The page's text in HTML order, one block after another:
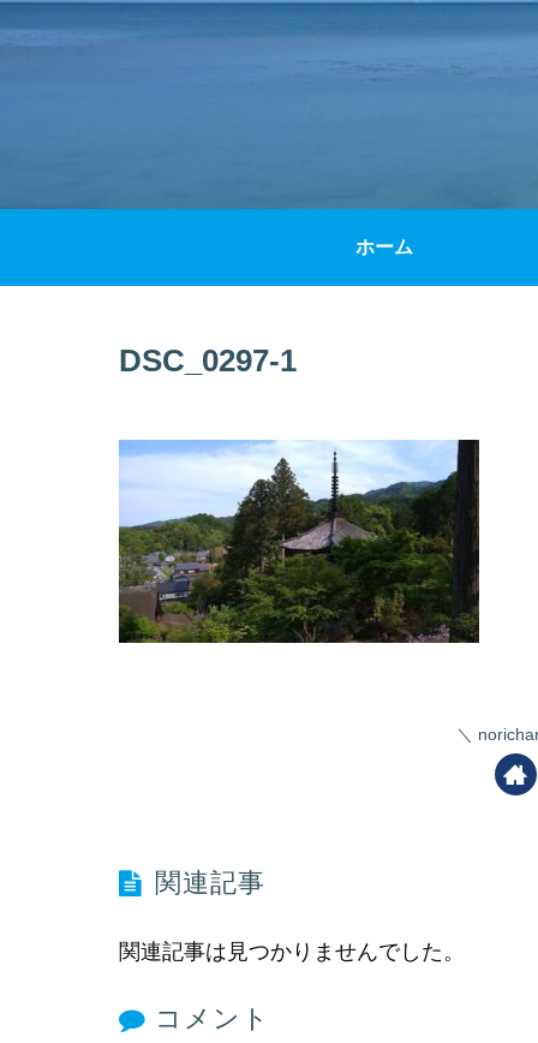
ホーム
DSC_0297-1
関連記事
関連記事は見つかりませんでした。
コメント